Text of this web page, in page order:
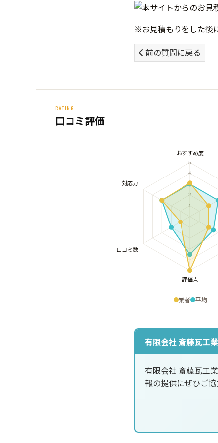
※お見積もりをした後
前の質問に戻る
RATING
口コミ評価
業者 平均
有限会社 斎藤瓦工
有限会社 斎藤瓦工
報の提供にぜひご協